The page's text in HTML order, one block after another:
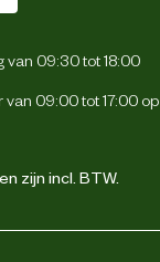
09:30 tot 18:00
09:00 tot 17:00 op
zijn incl. BTW.